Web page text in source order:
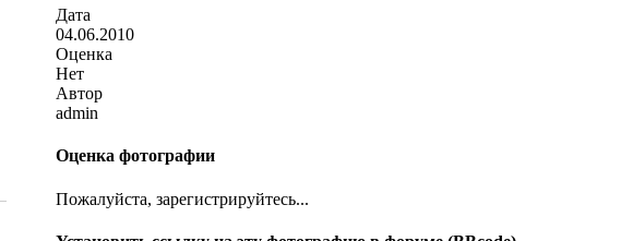
Дата
04.06.2010
Оценка
Нет
Автор
admin
Оценка фотографии
Пожалуйста, зарегистрируйтесь...